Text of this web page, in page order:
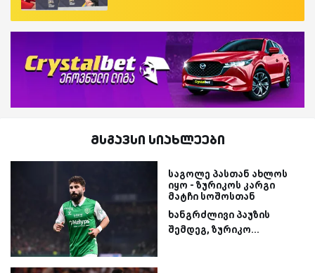
მსგავსი სიახლეები
საგოლე პასთან ახლოს
იყო - ზურიკოს კარგი
მატჩი სოშოსთან
ხანგრძლივი პაუზის
შემდეგ, ზურიკო...